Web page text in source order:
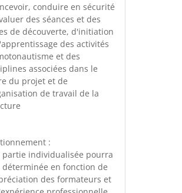
conduire en sécurité
des séances et des
de découverte, d'initiation
des activités
et des
associées dans le
du projet et de
de travail de la
:
partie individualisée pourra
déterminée en fonction de
des formateurs et